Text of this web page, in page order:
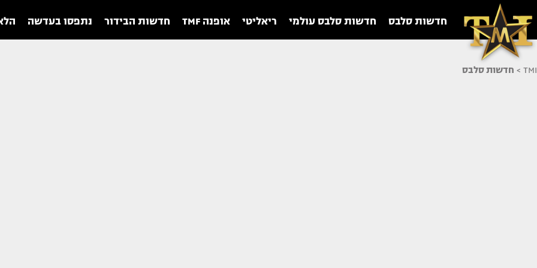
חדשות סלבס חדשות סלבס עולמי ריאליטי אופנה TMF חדשות הבידור נתפסו בעדשה
TMI
> חדשות סלבס